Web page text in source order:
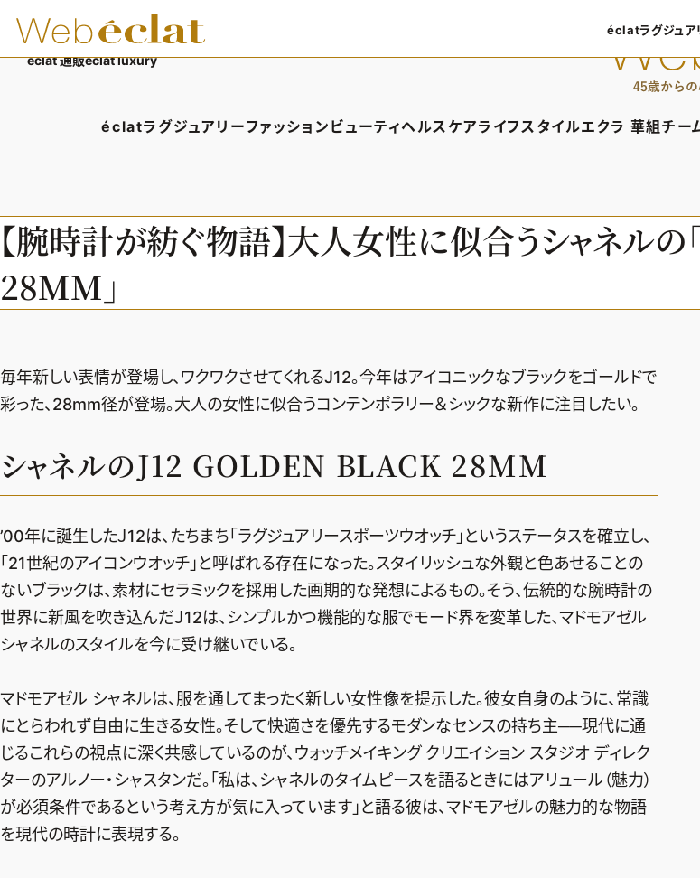
éclat 通販éclat luxury
éclatラグジュアリー
ラグジュアリーTOPICS
NEOエグゼスタイル
ファッション
ファッションTOPICS
8月の毎日コーデ
ファッション特集
ビューティ
ヘアスタイル・ヘアケア
エイジングケア
50代ベストコスメ
ヘルスケア
ヘルスケアTOPICS
更年期
ダイエット
ライフスタイル
車・家電
ゴルフ
旅行＆グルメ
50代のお悩み
エクラ 華組
エクラ 華組メ
エクラ 華組ラン
チー
éclatラグジュア
éclatラグ
ラグジュ
【腕時計が紡ぐ物語】大人女性に似合うシャネル
28MM」
毎年新しい表情が登場し、ワクワクさせてくれるJ12。今年はアイコニックなブラックをゴールドで
彩った、28mm径が登場。大人の女性に似合うコンテンポラリー＆シックな新作に注目したい。
シャネルのJ12 GOLDEN BLACK 28MM
’00年に誕生したＪ12は、たちまち「ラグジュアリースポーツウオッチ」というステータスを確立し、
「21世紀のアイコンウオッチ」と呼ばれる存在になった。スタイリッシュな外観と色あせることの
ないブラックは、素材にセラミックを採用した画期的な発想によるもの。そう、伝統的な腕時計の
世界に新風を吹き込んだＪ12は、シンプルかつ機能的な服でモード界を変革した、マドモアゼル
シャネルのスタイルを今に受け継いでいる。
マドモアゼル シャネルは、服を通してまったく新しい女性像を提示した。彼女自身のように、常識
にとらわれず自由に生きる女性。そして快適さを優先するモダンなセンスの持ち主──現代に通
じるこれらの視点に深く共感しているのが、ウォッチメイキング クリエイション スタジオ ディレク
ターのアルノー・シャスタンだ。「私は、シャネルのタイムピースを語るときにはアリュール（魅力）
が必須条件であるという考え方が気に入っています」と語る彼は、マドモアゼルの魅力的な物語
を現代の時計に表現する。